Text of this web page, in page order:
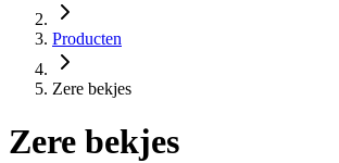
Producten
Zere bekjes
Zere bekjes